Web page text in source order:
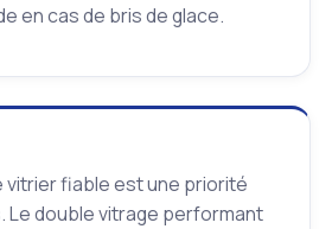
en cas de bris de glace.
vitrier fiable est une priorité
Le double vitrage performant